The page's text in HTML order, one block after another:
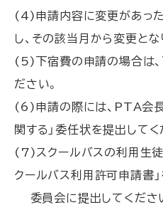
(4)申請内容に変更があっ
し、その該当月から変更とな
(5)下宿費の申請の場合は
ださい。
(6)申請の際には、PTA会
関する」委任状を提出してく
(7)スクールバスの利用生
クールバス利用許可申請書
委員会に提出してくださ